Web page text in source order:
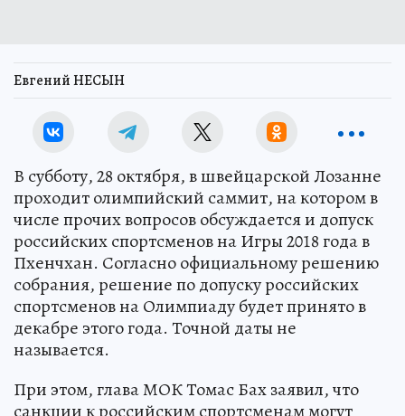
Евгений НЕСЫН
В субботу, 28 октября, в швейцарской Лозанне
проходит олимпийский саммит, на котором в
числе прочих вопросов обсуждается и допуск
российских спортсменов на Игры 2018 года в
Пхенчхан. Согласно официальному решению
собрания, решение по допуску российских
спортсменов на Олимпиаду будет принято в
декабре этого года. Точной даты не
называется.
При этом, глава МОК Томас Бах заявил, что
санкции к российским спортсменам могут